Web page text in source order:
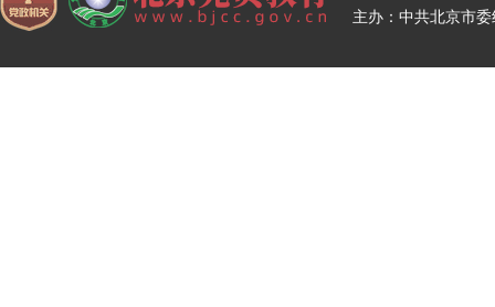
主办：中共北京市